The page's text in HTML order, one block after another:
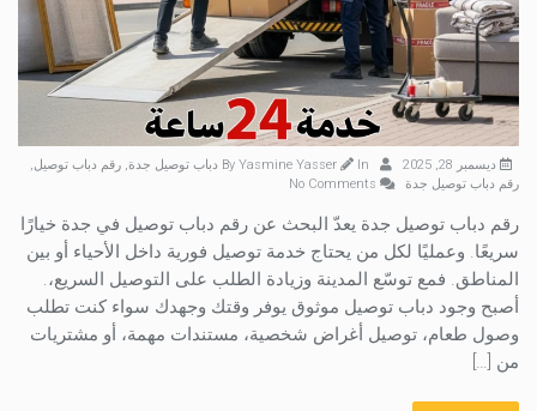
ديسمبر 28, 2025 Yasmine Yasser In دباب توصيل جدة, رقم دباب توصيل,
رقم دباب توصيل جدة
رقم دباب توصيل جدة يعدّ البحث عن رقم دباب توصيل في جدة خيارًا
سريعًا. وعمليًا لكل من يحتاج خدمة توصيل فورية داخل الأحياء أو بين
المناطق. فمع توسّع المدينة وزيادة الطلب على التوصيل السريع،.
أصبح وجود دباب توصيل موثوق يوفر وقتك وجهدك سواء كنت تطلب
وصول طعام، توصيل أغراض شخصية، مستندات مهمة، أو مشتريات
من […]